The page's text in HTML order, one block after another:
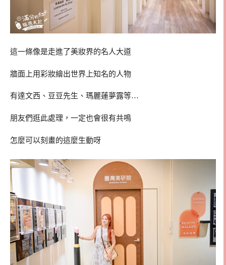
這一條像是走進了美妝界的名人大道
牆面上用彩妝繪出世界上知名的人物
有達文西、豆豆先生、瑪麗蓮夢露等…
朋友們逛此處理，一定也會很有共鳴
怎麼可以刻畫的這麼生動呀